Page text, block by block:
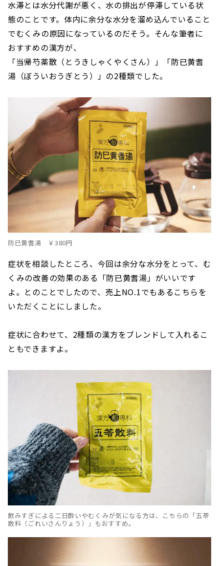
水滞とは水分代謝が悪く、水の排出が停滞している状
態のことです。体内に余分な水分を溜め込んでいること
でむくみの原因になっているのだそう。そんな筆者に
おすすめの漢方が、
「当帰芍薬散（とうきしゃくやくさん）」「防已黄耆
湯（ぼういおうぎとう）」の2種類でした。
防已黄耆湯 ￥380円
症状を相談したところ、今回は余分な水分をとって、む
くみの改善の効果のある「防已黄耆湯」がいいです
よ。とのことでしたので、売上NO.1でもあるこちらを
いただくことにしました。
症状に合わせて、2種類の漢方をブレンドして入れるこ
ともできますよ。
飲みすぎによる二日酔いやむくみが気になる方は、こちらの「五苓
散料（ごれいさんりょう）」もおすすめ。